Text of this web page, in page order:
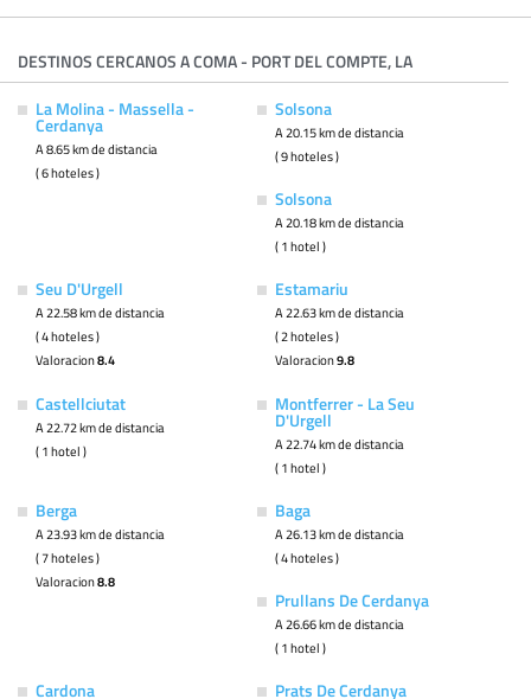
DESTINOS CERCANOS A COMA - PORT DEL COMPTE, LA
La Molina - Massella -
Cerdanya
A 8.65 km de distancia
( 6 hoteles )
Solsona
A 20.15 km de distancia
( 9 hoteles )
Solsona
A 20.18 km de distancia
( 1 hotel )
Seu D'Urgell
A 22.58 km de distancia
( 4 hoteles )
Valoracion8.4
Estamariu
A 22.63 km de distancia
( 2 hoteles )
Valoracion9.8
Castellciutat
A 22.72 km de distancia
( 1 hotel )
Montferrer - La Seu
D'Urgell
A 22.74 km de distancia
( 1 hotel )
Berga
A 23.93 km de distancia
( 7 hoteles )
Valoracion8.8
Baga
A 26.13 km de distancia
( 4 hoteles )
Prullans De Cerdanya
A 26.66 km de distancia
( 1 hotel )
Cardona Prats De Cerdanya